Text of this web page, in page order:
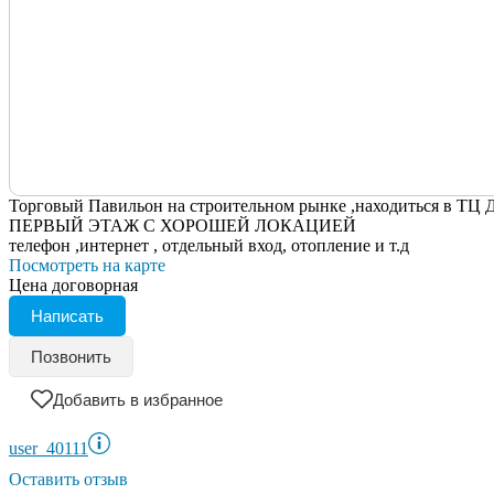
Торговый Павильон на строительном рынке ,находиться в
ПЕРВЫЙ ЭТАЖ С ХОРОШЕЙ ЛОКАЦИЕЙ
телефон ,интернет , отдельный вход, отопление и т.д
Посмотреть на карте
Цена договорная
Написать
Позвонить
Добавить в избранное
user_40111
Оставить отзыв